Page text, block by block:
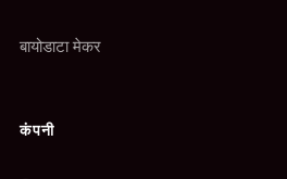
बायोडाटा मेकर
कंपनी